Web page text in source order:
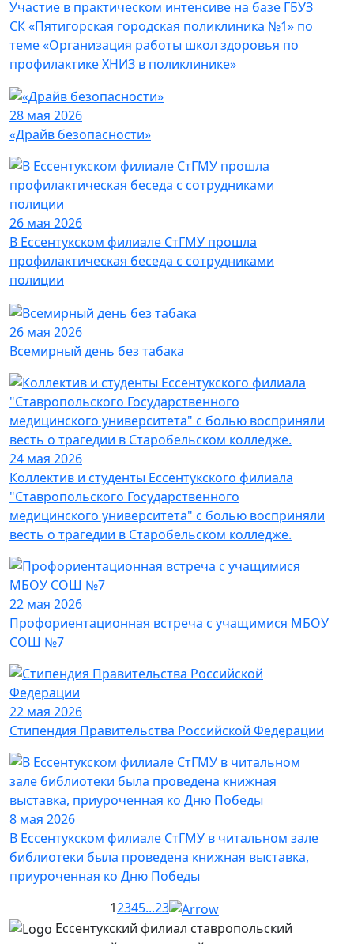
Участие в практическом интенсиве на базе ГБУЗ
СК «Пятигорская городская поликлиника №1» по
теме «Организация работы школ здоровья по
профилактике ХНИЗ в поликлинике»
28 мая 2026
«Драйв безопасности»
26 мая 2026
В Ессентукском филиале СтГМУ прошла
профилактическая беседа с сотрудниками
полиции
26 мая 2026
Всемирный день без табака
24 мая 2026
Коллектив и студенты Ессентукского филиала
"Ставропольского Государственного
медицинского университета" с болью восприняли
весть о трагедии в Старобельском колледже.
22 мая 2026
Профориентационная встреча с учащимися МБОУ
СОШ №7
22 мая 2026
Стипендия Правительства Российской Федерации
8 мая 2026
В Ессентукском филиале СтГМУ в читальном зале
библиотеки была проведена книжная выставка,
приуроченная ко Дню Победы
12345...23
Ессентукский филиал ставропольский